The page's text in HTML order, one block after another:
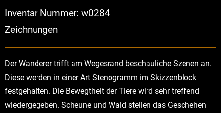
Inventar Nummer: w0284
Zeichnungen
Der Wanderer trifft am Wegesrand beschauliche Szenen an.
Diese werden in einer Art Stenogramm im Skizzenblock
festgehalten. Die Bewegtheit der Tiere wird sehr treffend
wiedergegeben. Scheune und Wald stellen das Geschehen